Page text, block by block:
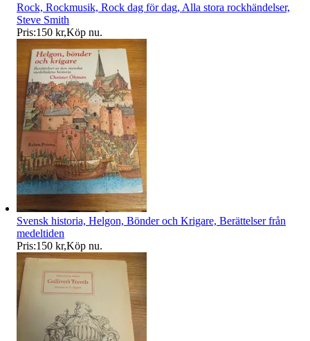
Rock, Rockmusik, Rock dag för dag, Alla stora rockhändelser,
Steve Smith
Pris:150 kr,Köp nu.
Svensk historia, Helgon, Bönder och Krigare, Berättelser från
medeltiden
Pris:150 kr,Köp nu.